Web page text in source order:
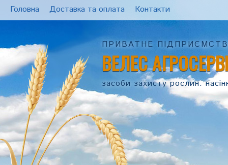
ПРИВАТНЕ
ВЕЛЕС
засоби захисту рослин.
Головна Доставка та оплата Контакти